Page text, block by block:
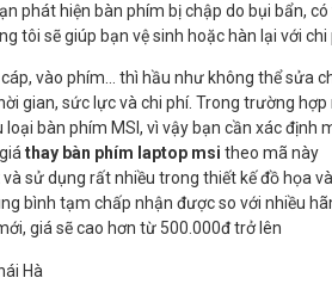
phát hiện bàn phím bị chập do bụi bẩn,
tôi sẽ giúp bạn vệ sinh hoặc hàn lại với chi
vào phím… thì hầu như không thể sửa
gian, sức lực và chi phí. Trong trường
bàn phím MSI, vì vậy bạn cần xác định
thay bàn phím laptop msi theo mã này
sử dụng rất nhiều trong thiết kế đồ họa
bình tạm chấp nhận được so với nhiều
giá sẽ cao hơn từ 500.000đ trở lên
Hà